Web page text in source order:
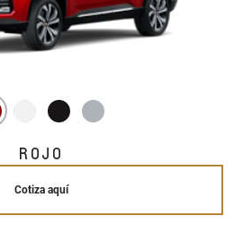
ROJO
Cotiza aquí